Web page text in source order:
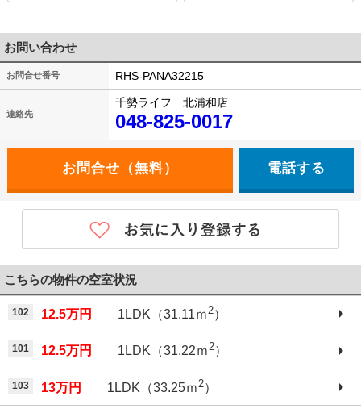
お問い合わせ
お問合せ番号 RHS-PANA32215
連絡先
千勢ライフ 北浦和店
048-825-0017
電話する
こちらの物件の空室状況
102 12.5万円 1LDK（31.11ｍ2）
101 12.5万円 1LDK（31.22ｍ2）
103 13万円 1LDK（33.25ｍ 2）